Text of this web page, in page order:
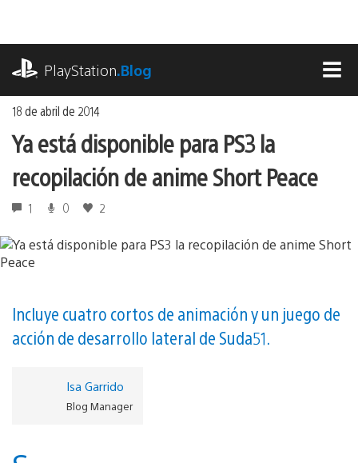
contenido
PlayStation.Blog
18 de abril de 2014
Ya está disponible para PS3 la
recopilación de anime Short Peace
1 0 2
Incluye cuatro cortos de animación y un juego de
acción de desarrollo lateral de Suda51.
Isa Garrido
Blog Manager